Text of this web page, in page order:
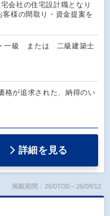
会社の住宅設計職となり
様の間取り・資金提案を
・一級 または 二級建築士
格が追求された、納得のい
詳細を見る
掲載期間：26/07/30～26/08/12